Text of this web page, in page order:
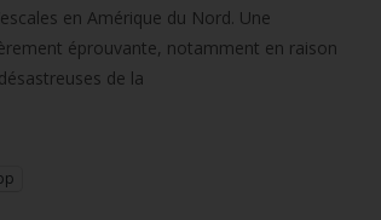
en Amérique du Nord. Une
éprouvante, notamment en raison
de la